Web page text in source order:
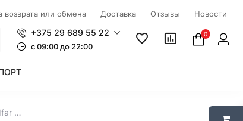
возврата или обмена Доставка Отзывы Новости
+375 29 689 55 22
c 09:00 до 22:00
0
Циркуляционный насос Grandfar GS25-8-180U